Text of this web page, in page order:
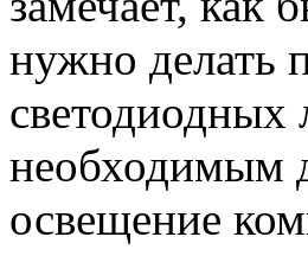
нужно делать
светодиодных
необходимым
освещение